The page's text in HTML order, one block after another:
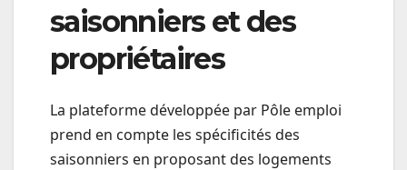
saisonniers et des
propriétaires
La plateforme développée par Pôle emploi
prend en compte les spécificités des
saisonniers en proposant des logements